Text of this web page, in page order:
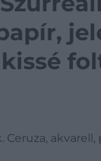
Ceruza,